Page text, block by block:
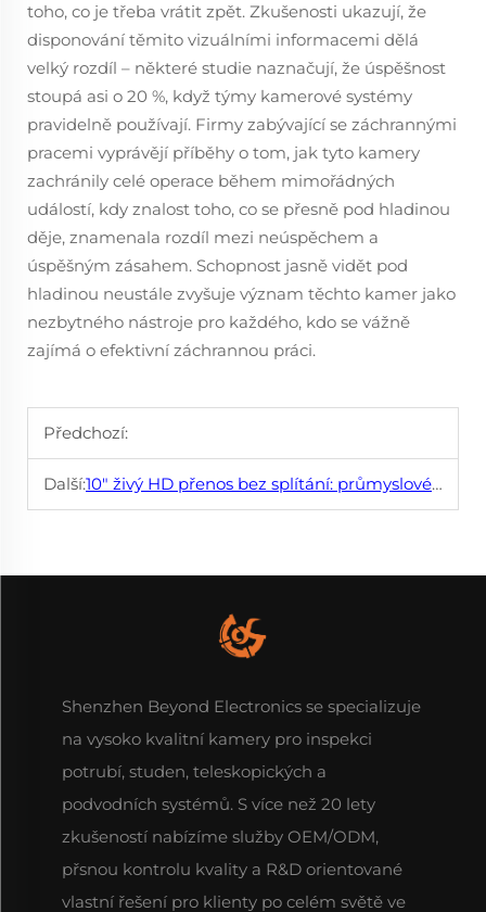
toho, co je třeba vrátit zpět. Zkušenosti ukazují, že
disponování těmito vizuálními informacemi dělá
velký rozdíl – některé studie naznačují, že úspěšnost
stoupá asi o 20 %, když týmy kamerové systémy
pravidelně používají. Firmy zabývající se záchrannými
pracemi vyprávějí příběhy o tom, jak tyto kamery
zachránily celé operace během mimořádných
událostí, kdy znalost toho, co se přesně pod hladinou
děje, znamenala rozdíl mezi neúspěchem a
úspěšným zásahem. Schopnost jasně vidět pod
hladinou neustále zvyšuje význam těchto kamer jako
nezbytného nástroje pro každého, kdo se vážně
zajímá o efektivní záchrannou práci.
Předchozí:
Další:10" živý HD přenos bez splítání: průmyslové skenování potrubí za 10 sekund!
Shenzhen Beyond Electronics se specializuje
na vysoko kvalitní kamery pro inspekci
potrubí, studen, teleskopických a
podvodních systémů. S více než 20 lety
zkušeností nabízíme služby OEM/ODM,
přsnou kontrolu kvality a R&D orientované
vlastní řešení pro klienty po celém světě ve